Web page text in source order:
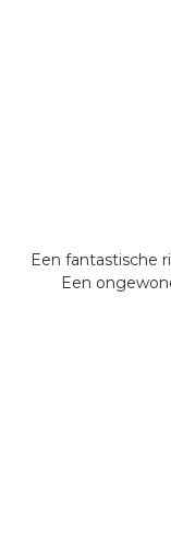
Een fantastische
Een